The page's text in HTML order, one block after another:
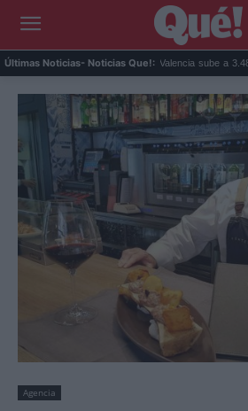
Últimas Noticias- Noticias Que!:
El precio de la vivienda en Valencia sube a 3.485 ...
Agencia